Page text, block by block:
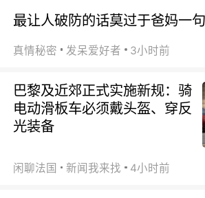
最让人破防的话莫过于爸妈一
真情秘密 发呆爱好者 3小时前
巴黎及近郊正式实施新规：骑
电动滑板车必须戴头盔、穿反
光装备
闲聊法国 新闻我来找 4小时前